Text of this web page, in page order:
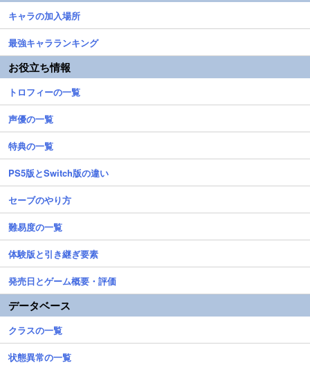
キャラの加入場所
最強キャラランキング
お役立ち情報
トロフィーの一覧
声優の一覧
特典の一覧
PS5版とSwitch版の違い
セーブのやり方
難易度の一覧
体験版と引き継ぎ要素
発売日とゲーム概要・評価
データベース
クラスの一覧
状態異常の一覧